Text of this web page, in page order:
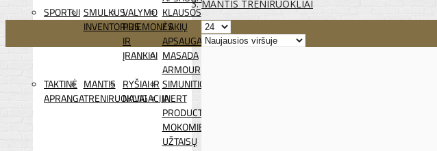
SPORTUI SMULKUS
INVENTORIUS
VALYMO
PRIEMONĖS
IR
ĮRANKIAI
KLAUSOS
/ AKIŲ
APSAUGA
MASADA
ARMOUR
TAKTINĖ
APRANGA
MANTIS
TRENIRUOKLIAI
RYŠIAI IR
NAVIGACIJA
SIMUNITION
INERT
PRODUCTS
MOKOMIEJI
UŽTAISŲ
MANTIS TRENIRUOKLIAI